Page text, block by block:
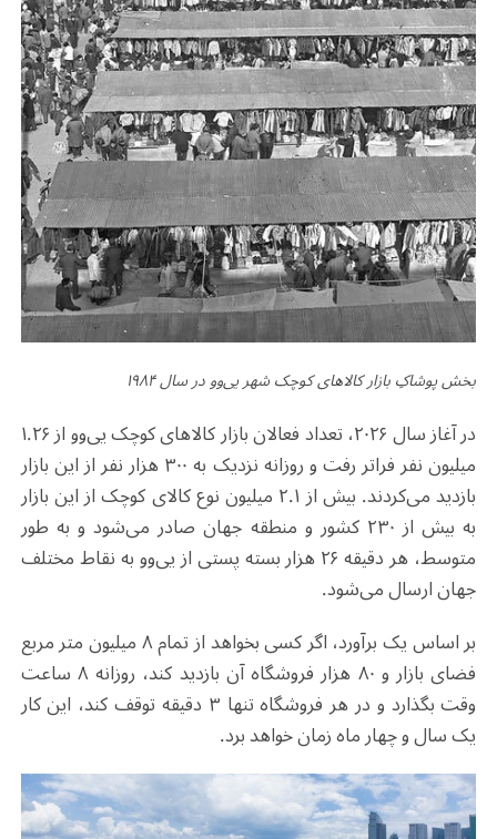
بخش پوشاکِ بازار کالاهای کوچک شهر یی‌وو در سال۱۹۸۴
در آغاز سال ۲۰۲۶، تعداد فعالان بازار کالاهای کوچک یی‌وو از ۱.۲۶
میلیون نفر فراتر رفت و روزانه نزدیک به ۳۰۰ هزار نفر از این بازار
بازدید می‌کردند. بیش از ۲.۱ میلیون نوع کالای کوچک از این بازار
به بیش از ۲۳۰ کشور و منطقه جهان صادر می‌شود و به طور
متوسط، هر دقیقه ۲۶ هزار بسته پستی از یی‌وو به نقاط مختلف
جهان ارسال می‌شود.
بر اساس یک برآورد، اگر کسی بخواهد از تمام ۸ میلیون متر مربع
فضای بازار و ۸۰ هزار فروشگاه آن بازدید کند، روزانه ۸ ساعت
وقت بگذارد و در هر فروشگاه تنها ۳ دقیقه توقف کند، این کار
یک سال و چهار ماه زمان خواهد برد.